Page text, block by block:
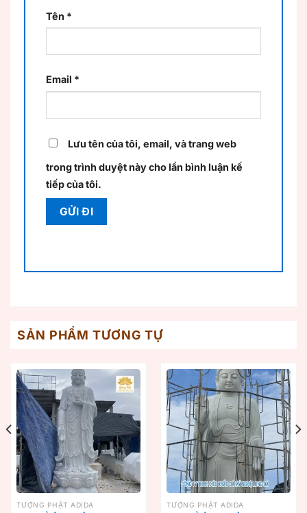
Tên *
Email *
Lưu tên của tôi, email, và trang web
trong trình duyệt này cho lần bình luận kế
tiếp của tôi.
SẢN PHẨM TƯƠNG TỰ
TƯỢNG PHẬT ADIDA TƯỢNG PHẬT ADIDA